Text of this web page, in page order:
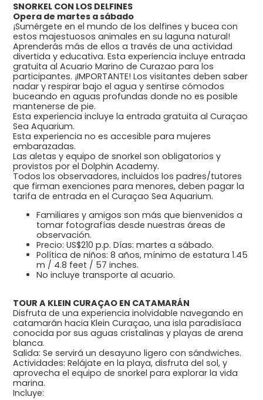
SNORKEL CON LOS DELFINES
Opera de martes a sábado
¡Sumérgete en el mundo de los delfines y bucea con
estos majestuosos animales en su laguna natural!
Aprenderás más de ellos a través de una actividad
divertida y educativa. Esta experiencia incluye entrada
gratuita al Acuario Marino de Curazao para los
participantes. ¡IMPORTANTE! Los visitantes deben saber
nadar y respirar bajo el agua y sentirse cómodos
buceando en aguas profundas donde no es posible
mantenerse de pie.
Esta experiencia incluye la entrada gratuita al Curaçao
Sea Aquarium.
Esta experiencia no es accesible para mujeres
embarazadas.
Las aletas y equipo de snorkel son obligatorios y
provistos por el Dolphin Academy.
Todos los observadores, incluidos los padres/tutores
que firman exenciones para menores, deben pagar la
tarifa de entrada en el Curaçao Sea Aquarium.
Familiares y amigos son más que bienvenidos a
tomar fotografías desde nuestras áreas de
observación.
Precio: US$210 p.p. Días: martes a sábado.
Política de niños: 8 años, mínimo de estatura 1.45
m / 4.8 feet / 57 inches.
No incluye transporte al acuario.
TOUR A KLEIN CURAÇAO EN CATAMARÁN
Disfruta de una experiencia inolvidable navegando en
catamarán hacia Klein Curaçao, una isla paradisíaca
conocida por sus aguas cristalinas y playas de arena
blanca.
Salida: Se servirá un desayuno ligero con sándwiches.
Actividades: Relájate en la playa, disfruta del sol, y
aprovecha el equipo de snorkel para explorar la vida
marina.
Incluye: